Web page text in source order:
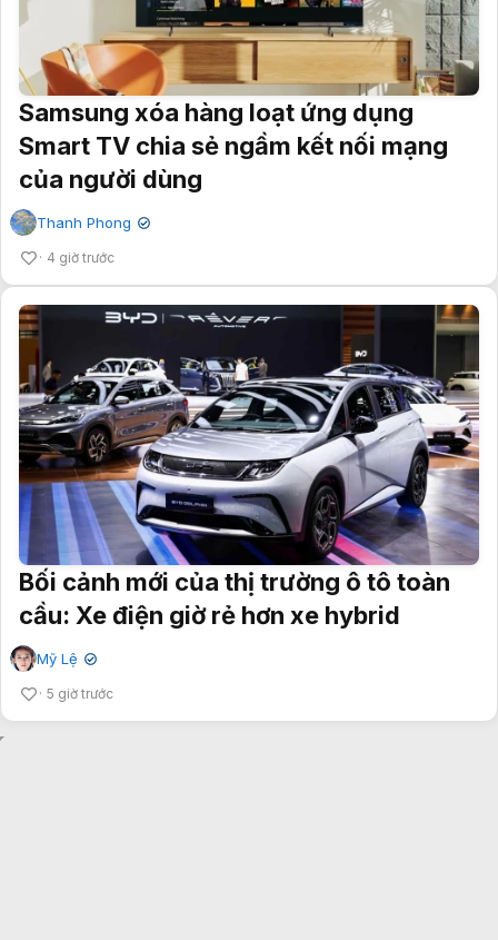
Samsung xóa hàng loạt ứng dụng
Smart TV chia sẻ ngầm kết nối mạng
của người dùng
Thanh Phong ✔
4 giờ trước
Bối cảnh mới của thị trường ô tô toàn
cầu: Xe điện giờ rẻ hơn xe hybrid
Mỹ Lệ ✔
5 giờ trước